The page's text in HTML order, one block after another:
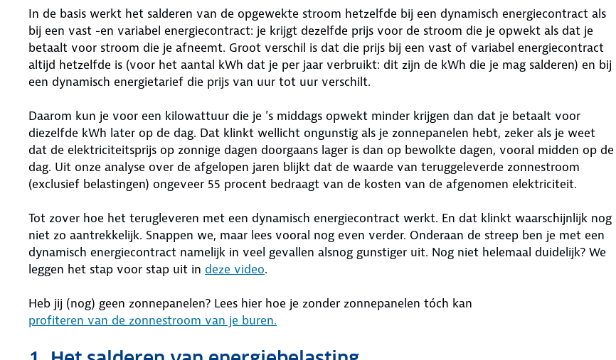
In de basis werkt het salderen van de opgewekte stroom hetzelfde bij een dynamisch energiecontract als
bij een vast -en variabel energiecontract: je krijgt dezelfde prijs voor de stroom die je opwekt als dat je
betaalt voor stroom die je afneemt. Groot verschil is dat die prijs bij een vast of variabel energiecontract
altijd hetzelfde is (voor het aantal kWh dat je per jaar verbruikt: dit zijn de kWh die je mag salderen) en bij
een dynamisch energietarief die prijs van uur tot uur verschilt.
Daarom kun je voor een kilowattuur die je ’s middags opwekt minder krijgen dan dat je betaalt voor
diezelfde kWh later op de dag. Dat klinkt wellicht ongunstig als je zonnepanelen hebt, zeker als je weet
dat de elektriciteitsprijs op zonnige dagen doorgaans lager is dan op bewolkte dagen, vooral midden op de
dag. Uit onze analyse over de afgelopen jaren blijkt dat de waarde van teruggeleverde zonnestroom
(exclusief belastingen) ongeveer 55 procent bedraagt van de kosten van de afgenomen elektriciteit.
Tot zover hoe het terugleveren met een dynamisch energiecontract werkt. En dat klinkt waarschijnlijk nog
niet zo aantrekkelijk. Snappen we, maar lees vooral nog even verder. Onderaan de streep ben je met een
dynamisch energiecontract namelijk in veel gevallen alsnog gunstiger uit. Nog niet helemaal duidelijk? We
leggen het stap voor stap uit in deze video.
Heb jij (nog) geen zonnepanelen? Lees hier hoe je zonder zonnepanelen tóch kan
profiteren van de zonnestroom van je buren.